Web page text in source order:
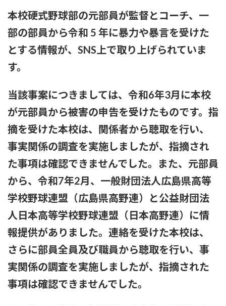
【感謝】イコラブ人気メンバー・齋藤樹愛羅さんが『盛れ！
ミ・アモーレ』を踊ってくださる
【ファッション】「同級生に笑われたことも」現役女子大生が
「全身レギンス姿」で大学に通う理由
まいました」⇒真相発覚
御手洗菜々アナと南後杏子アナ 踊って胸が微揺れ！！【GIF
動画あり】
粗品ってくっそ面白いのになんでジジイに嫌われてるん
や？？？
プリズンブレイク、シーズン1を超えるドラマや映画世の中に
存在しない説
【テレビ】玉川徹「僕はマイナンバーカードを持っていない。
不便だと感じたことは一回もない」「使いたい人だけにすれば
いい」★3
【いろいろと？】ミルクボーイ「ある人」からの謝罪に他にい
本校硬式野球部の元部員が監督とコーチ、一
部の部員から令和 5 年に暴力や暴言を受けた
とする情報が、SNS上で取り上げられていま
す。
当該事案につきましては、令和6年3月に本校
が元部員から被害の申告を受けたものです。指
摘を受けた本校は、関係者から聴取を行い、
事実関係の調査を実施しましたが、指摘され
た事項は確認できませんでした。また、元部員
から、令和7年2月、一般財団法人広島県高等
学校野球連盟（広島県高野連）と公益財団法
人日本高等学校野球連盟（日本高野連）に情
報提供がありました。連絡を受けた本校は、
さらに部員全員及び職員から聴取を行い、事
実関係の調査を実施しましたが、指摘された
事項は確認できませんでした。